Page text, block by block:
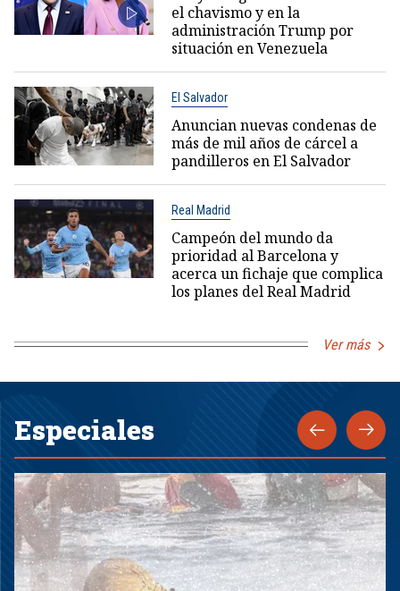
el chavismo y en la
administración Trump por
situación en Venezuela
El Salvador
Anuncian nuevas condenas de
más de mil años de cárcel a
pandilleros en El Salvador
Real Madrid
Campeón del mundo da
prioridad al Barcelona y
acerca un fichaje que complica
los planes del Real Madrid
Ver más
Especiales